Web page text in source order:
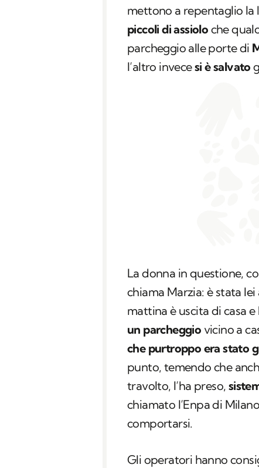
mettono a repentaglio la
piccoli di assiolo che
parcheggio alle porte di
l’altro invecesi è salvato
La donna in questione,
chiama Marzia: è stata
mattina è uscita di casa
un parcheggio vicino a
che purtroppo era stato
punto, temendo che
travolto, l’ha preso,
chiamato l’Enpa di
comportarsi.
Gli operatori hanno